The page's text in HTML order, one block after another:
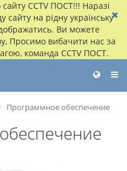
CCTV ПОСТ!!! Наразі
сайту на рідну українську
Ви можете
Просимо вибачити нас за
команда CCTV ПОСТ.
Программное обеспечение